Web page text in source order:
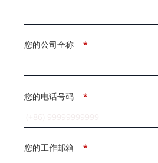
*
您的公司全称
*
您的电话号码
*
您的工作邮箱